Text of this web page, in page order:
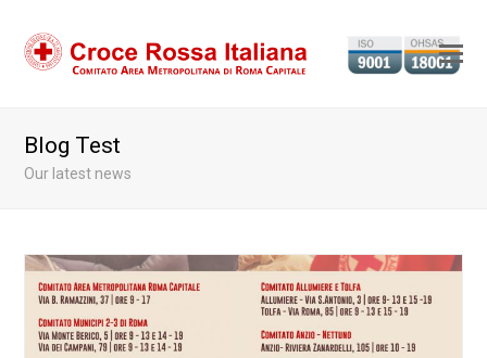
Blog Test
Our latest news